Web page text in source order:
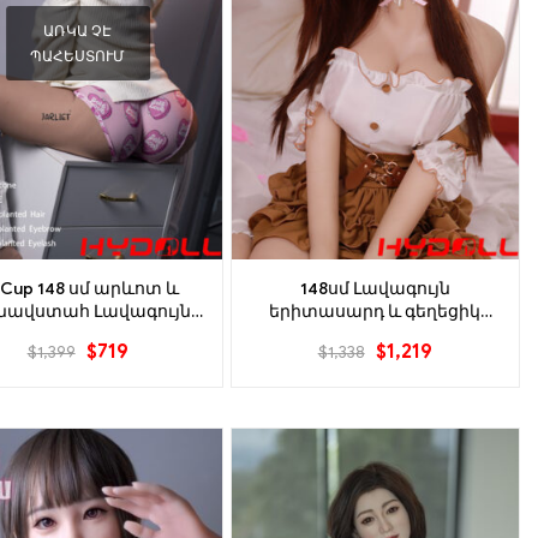
ԱՌԿԱ ՉԷ
ՊԱՀԵՍՏՈՒՄ
148 սմ արևոտ և
Լավագույն
$1,399 $719
148սմ Լավագույն
երիտասարդ և գեղեցիկ
$1,338 $1,219